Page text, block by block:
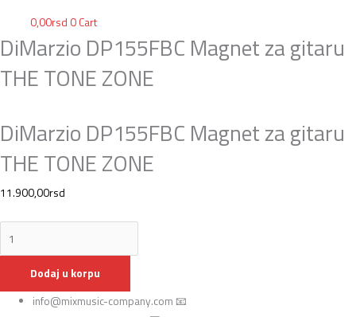
0,00rsd 0 Cart
DiMarzio DP155FBC Magnet za gitaru
THE TONE ZONE
DiMarzio DP155FBC Magnet za gitaru
THE TONE ZONE
11.900,00rsd
Dodaj u korpu
info@mixmusic-company.com 📧